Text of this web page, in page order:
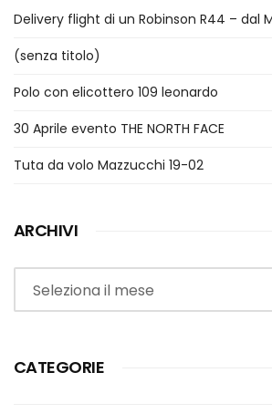
Delivery flight di un Robinson R44 – dal
(senza titolo)
Polo con elicottero 109 leonardo
30 Aprile evento THE NORTH FACE
Tuta da volo Mazzucchi 19-02
ARCHIVI
Archivi
CATEGORIE